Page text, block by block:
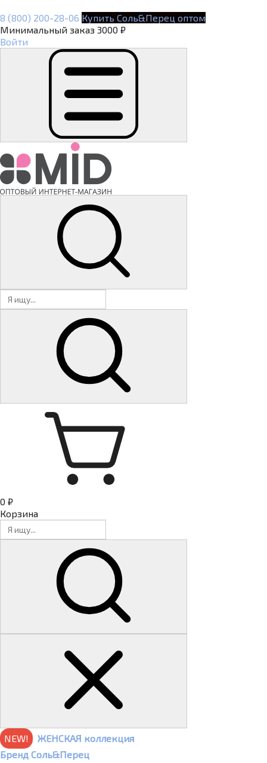
8 (800) 200-28-06 Купить Соль&Перец оптом
Минимальный заказ 3000 ₽
Войти
0 ₽
Корзина
NEW!
ЖЕНСКАЯ коллекция
Бренд Соль&Перец